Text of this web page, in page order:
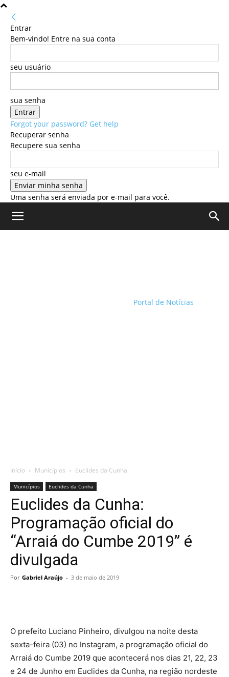
Entrar
Bem-vindo! Entre na sua conta
seu usuário
sua senha
Forgot your password? Get help
Recuperar senha
Recupere sua senha
seu e-mail
Uma senha será enviada por e-mail para você.
Portal de Notícias
Início Municípios Euclides da Cunha
Municípios Euclides da Cunha
Euclides da Cunha:
Programação oficial do
“Arraiá do Cumbe 2019” é
divulgada
Por Gabriel Araújo - 3 de maio de 2019
O prefeito Luciano Pinheiro, divulgou na noite desta
sexta-feira (03) no Instagram, a programação oficial do
Arraiá do Cumbe 2019 que acontecerá nos dias 21, 22, 23
e 24 de Junho em Euclides da Cunha, na região nordeste